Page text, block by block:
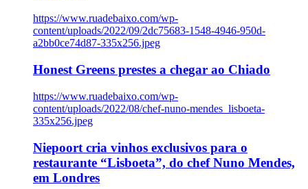
https://www.ruadebaixo.com/wp-
content/uploads/2022/09/2dc75683-1548-4946-950d-
a2bb0ce74d87-335x256.jpeg
Honest Greens prestes a chegar ao Chiado
https://www.ruadebaixo.com/wp-
content/uploads/2022/08/chef-nuno-mendes_lisboeta-
335x256.jpeg
Niepoort cria vinhos exclusivos para o
restaurante “Lisboeta”, do chef Nuno Mendes,
em Londres